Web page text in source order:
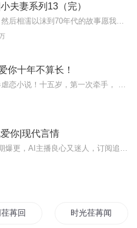
夫妻系列13（完）
你十年不算长！
你|现代言情
苒回首青春 时光荏苒闻韶华